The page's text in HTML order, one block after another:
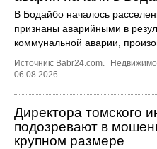
В Бодайбо началось
признаны аварийными в
коммунальной аварии,
Источник: Babr24.com
06.08.2026
Директора томского
подозревают в
крупном размере